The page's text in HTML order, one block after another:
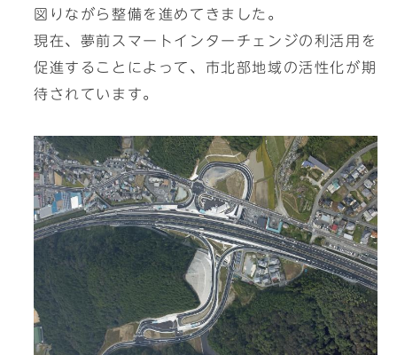
図りながら整備を進めてきました。
現在、夢前スマートインターチェンジの利活用を
促進することによって、市北部地域の活性化が期
待されています。